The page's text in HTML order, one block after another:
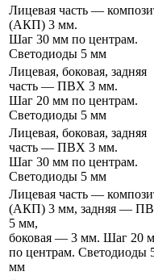
Лицевая часть —
(АКП) 3 мм.
Шаг 30 мм по центрам.
Светодиоды 5 мм
Лицевая, боковая, задняя
часть — ПВХ 3 мм.
Шаг 20 мм по центрам.
Светодиоды 5 мм
Лицевая, боковая, задняя
часть — ПВХ 3 мм.
Шаг 30 мм по центрам.
Светодиоды 5 мм
Лицевая часть —
(АКП) 3 мм, задняя —
5 мм,
боковая — 3 мм. Шаг 20
по центрам. Светодиоды
мм